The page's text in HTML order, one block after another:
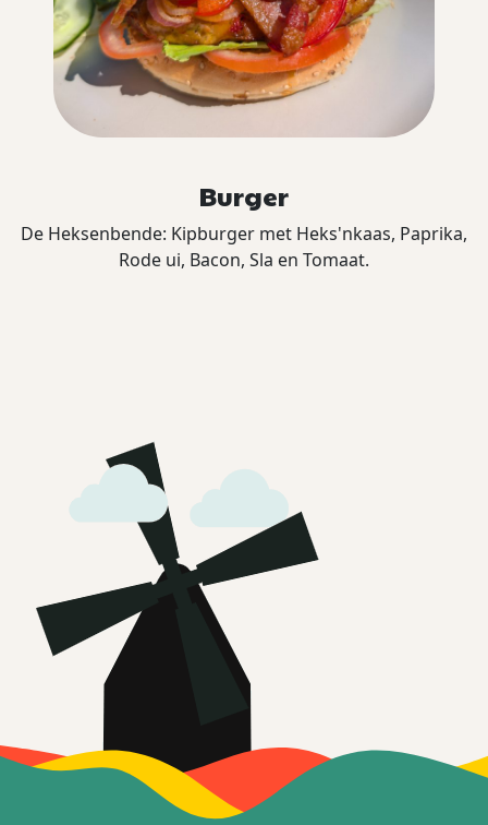
Burger
De Heksenbende: Kipburger met Heks'nkaas, Paprika,
Rode ui, Bacon, Sla en Tomaat.